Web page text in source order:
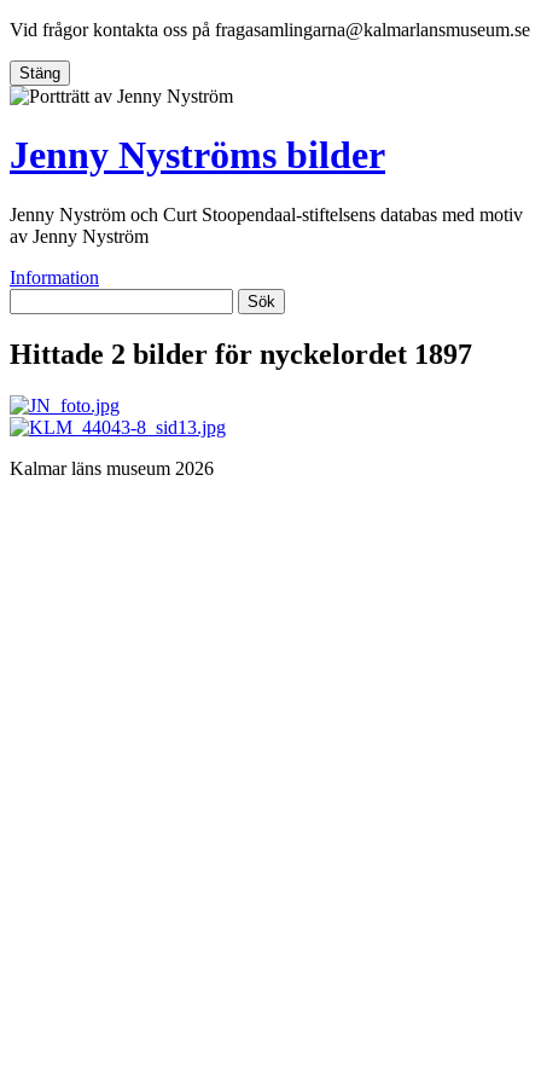
Vid frågor kontakta oss på fragasamlingarna@kalmarlansmuseum.se
Stäng
Jenny Nyströms bilder
Jenny Nyström och Curt Stoopendaal-stiftelsens databas med motiv
av Jenny Nyström
Information
Sök
Hittade 2 bilder för nyckelordet 1897
Kalmar läns museum 2026